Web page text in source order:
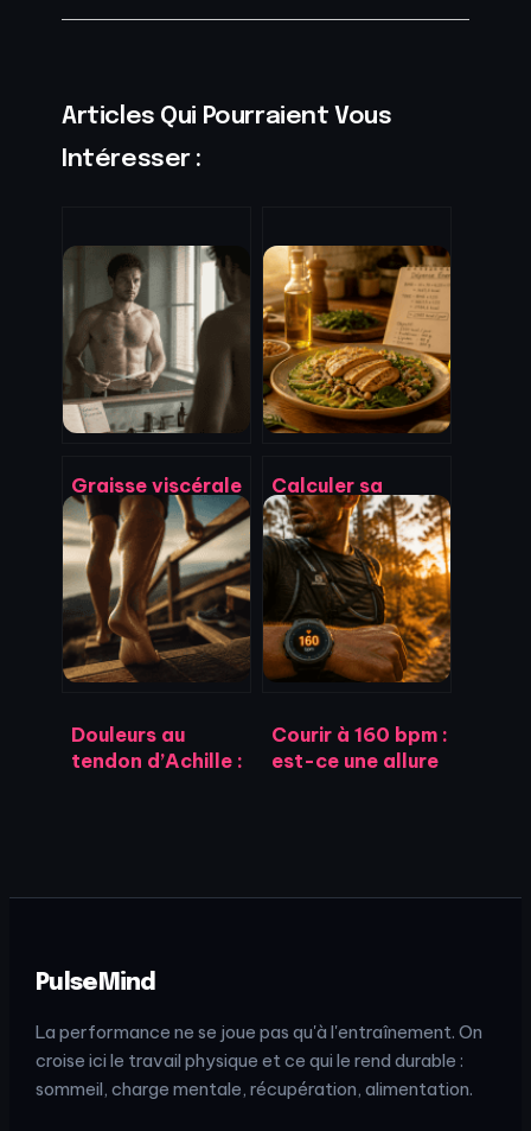
Articles Qui Pourraient Vous
Intéresser :
Graisse viscérale
: pourquoi 94 cm
et 80 cm sont vos
seuils critiques de
santé ?
Calculer sa
dépense
énergétique :
pourquoi le niveau
d’activité fausse
systématiquement
vos résultats
Douleurs au
tendon d’Achille :
Courir à 160 bpm :
est-ce une allure
PulseMind
La performance ne se joue pas qu'à l'entraînement. On
croise ici le travail physique et ce qui le rend durable :
sommeil, charge mentale, récupération, alimentation.